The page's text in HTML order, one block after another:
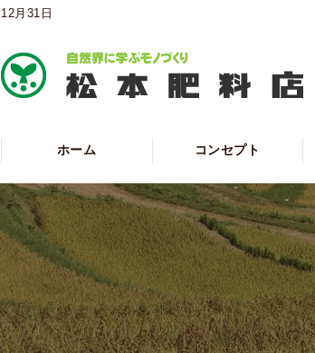
12月31日
ホーム コンセプト